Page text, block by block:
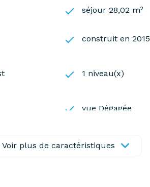
séjour 28,02 m²
construit en 2015
1 niveau(x)
vue Dégagée
Voir plus de caractéristiques